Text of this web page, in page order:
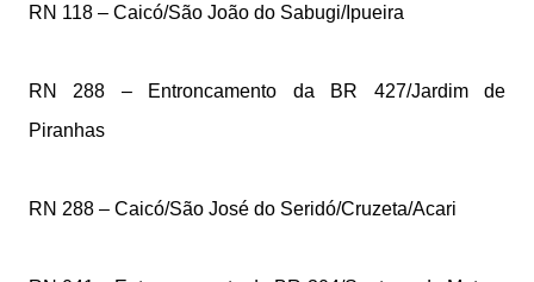
RN 118 – Caicó/São João do Sabugi/Ipueira
RN 288 – Entroncamento da BR 427/Jardim de
Piranhas
RN 288 – Caicó/São José do Seridó/Cruzeta/Acari